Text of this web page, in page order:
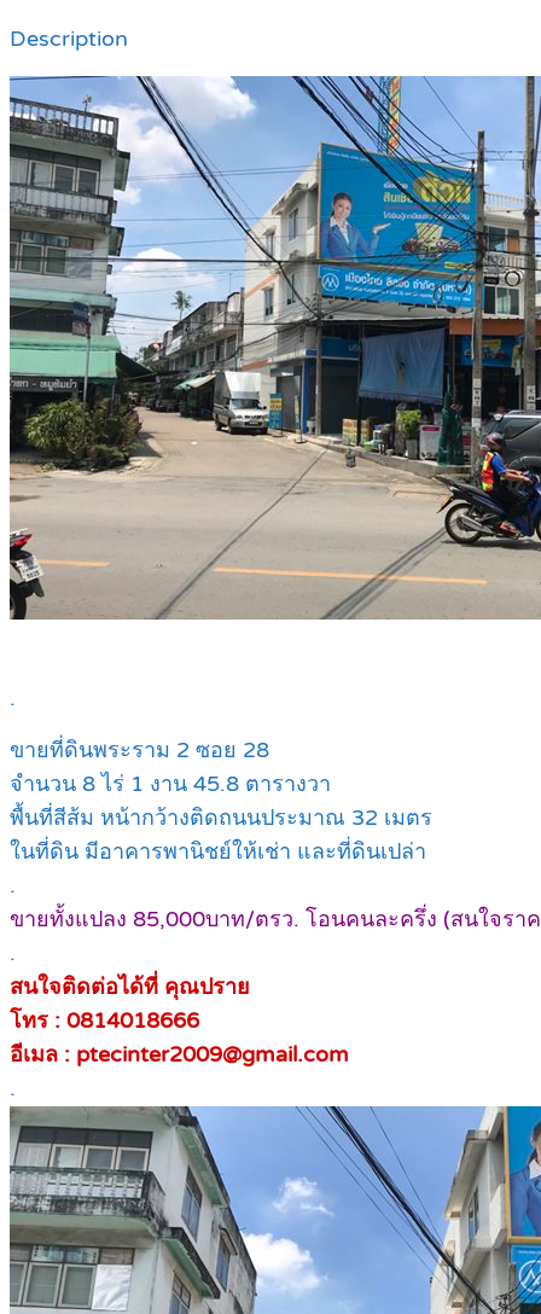
Description
.
ขายที่ดินพระราม 2 ซอย 28
จำนวน 8 ไร่ 1 งาน 45.8 ตารางวา
พื้นที่สีส้ม หน้ากว้างติดถนนประมาณ 32 เมตร
ในที่ดิน มีอาคารพานิชย์ให้เช่า และที่ดินเปล่า
.
ขายทั้งแปลง 85,000บาท/ตรว. โอนคนละครึ่ง (สนใจรา
.
สนใจติดต่อได้ที่ คุณปราย
โทร : 0814018666
อีเมล : ptecinter2009@gmail.com
.